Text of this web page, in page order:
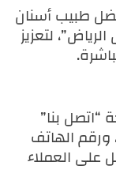
طبيب أسنان
لتعزيز
بنا”
الهاتف
على العملاء